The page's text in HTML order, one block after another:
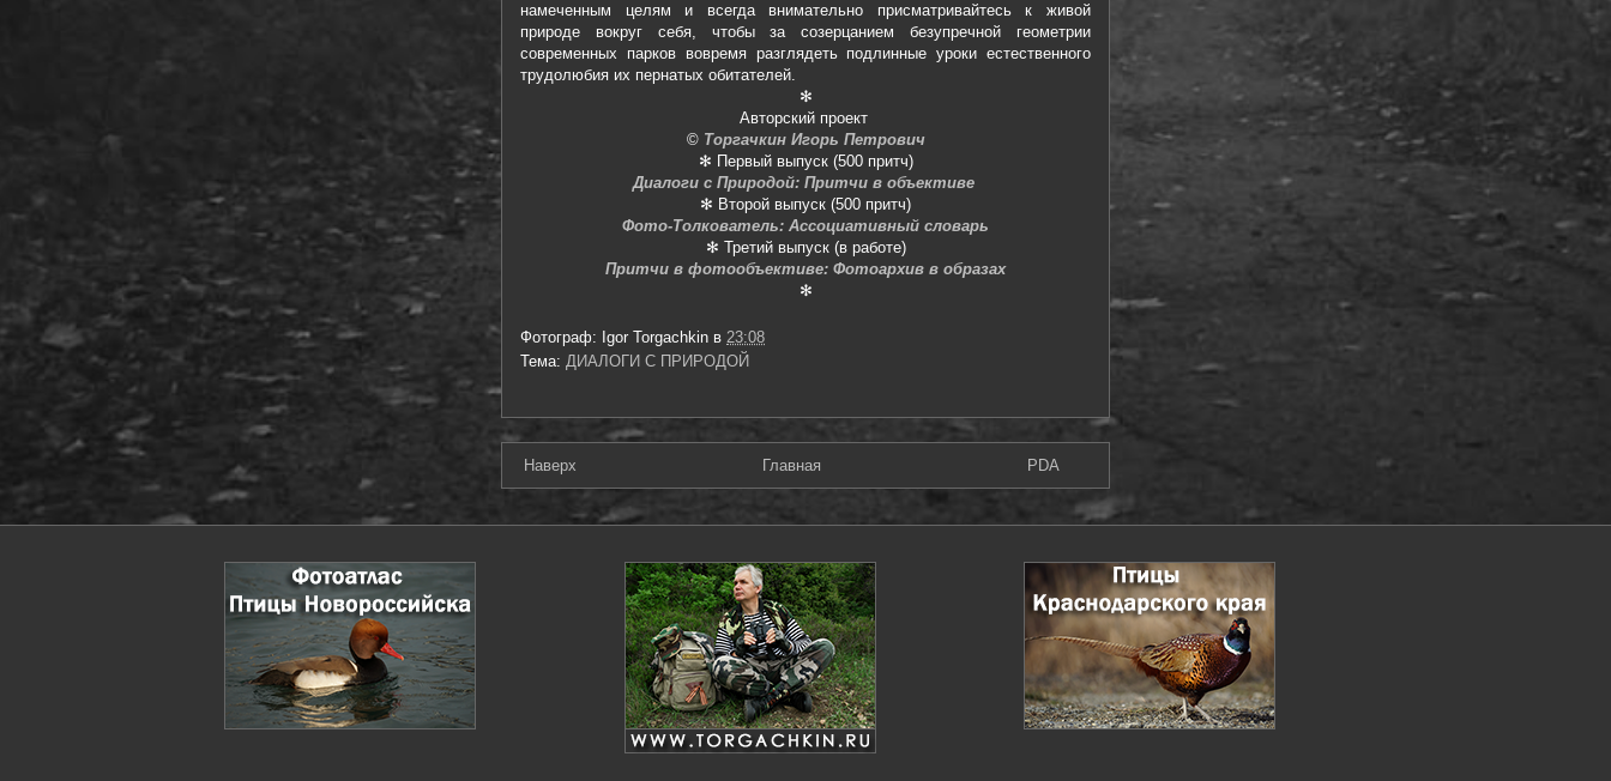
намеченным целям и всегда внимательно присматривайтесь к живой
природе вокруг себя, чтобы за созерцанием безупречной геометрии
современных парков вовремя разглядеть подлинные уроки естественного
трудолюбия их пернатых обитателей.
✻
Авторский проект
© Торгачкин Игорь Петрович
✻ Первый выпуск (500 притч)
Диалоги с Природой: Притчи в объективе
✻ Второй выпуск (500 притч)
Фото-Толкователь: Ассоциативный словарь
✻ Третий выпуск (в работе)
Притчи в фотообъективе: Фотоархив в образах
✻
Фотограф: Igor Torgachkin в 23:08
Тема: ДИАЛОГИ С ПРИРОДОЙ
Наверх Главная PDA